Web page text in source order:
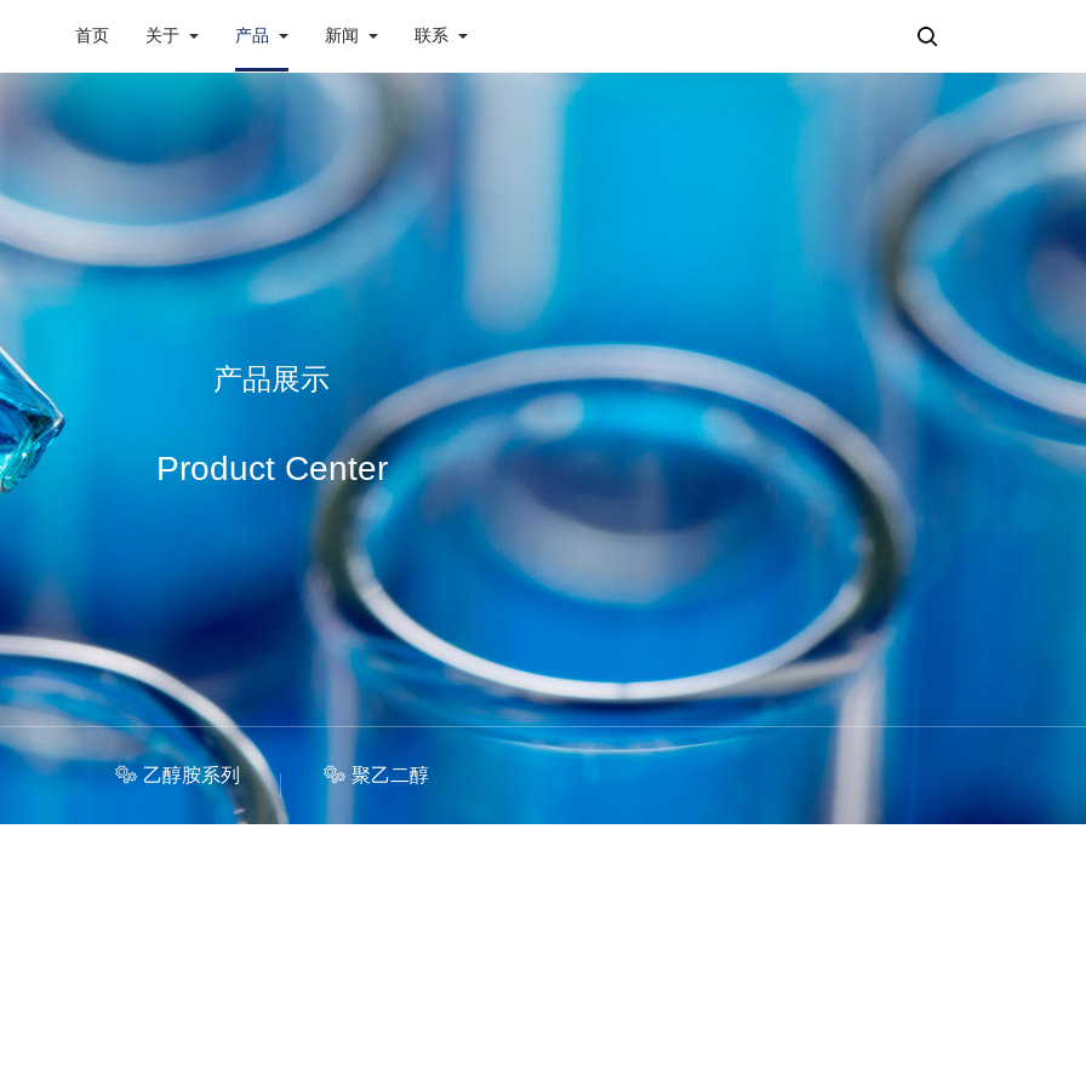
首页 关于 产品 新闻 联系
产品展示
Product Center
乙醇胺系列 聚乙二醇